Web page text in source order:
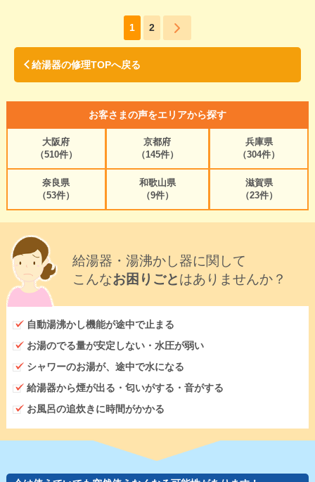
1 2
給湯器の修理TOPへ戻る
お客さまの声をエリアから探す
大阪府
（510件）
京都府
（145件）
兵庫県
（304件）
奈良県
（53件）
和歌山県
（9件）
滋賀県
（23件）
給湯器・湯沸かし器に関して
こんなお困りごとはありませんか？
自動湯沸かし機能が途中で止まる
お湯のでる量が安定しない・水圧が弱い
シャワーのお湯が、途中で水になる
給湯器から煙が出る・匂いがする・音がする
お風呂の追炊きに時間がかかる